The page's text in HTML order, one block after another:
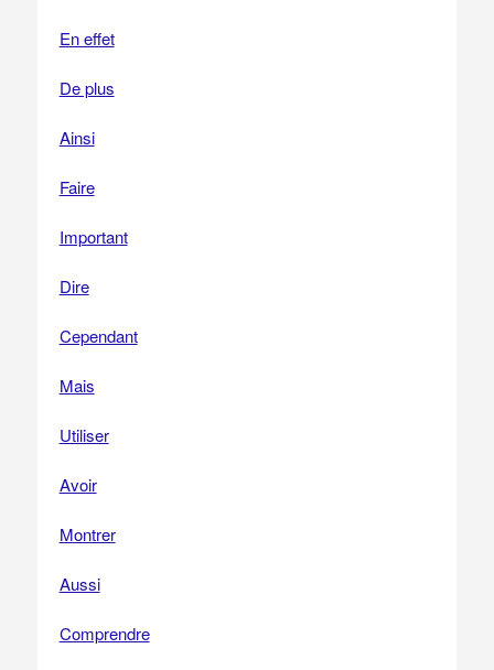
En effet
De plus
Ainsi
Faire
Important
Dire
Cependant
Mais
Utiliser
Avoir
Montrer
Aussi
Comprendre